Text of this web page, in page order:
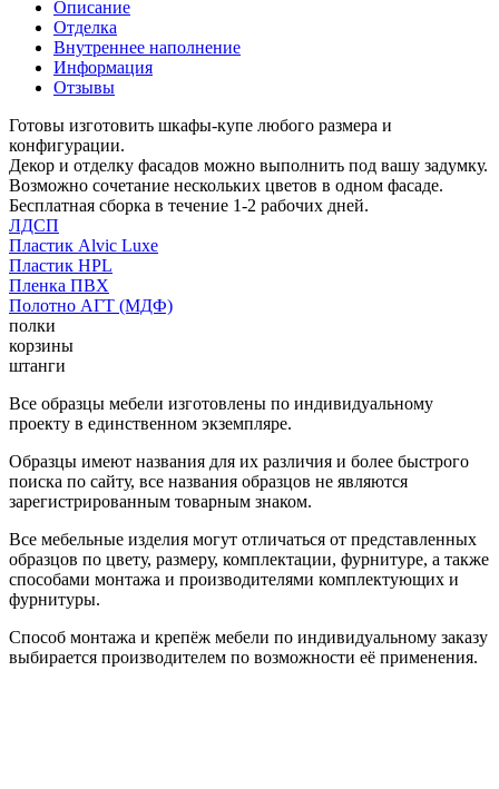
Описание
Отделка
Внутреннее наполнение
Информация
Отзывы
Готовы изготовить шкафы-купе любого размера и
конфигурации.
Декор и отделку фасадов можно выполнить под вашу задумку.
Возможно сочетание нескольких цветов в одном фасаде.
Бесплатная сборка в течение 1-2 рабочих дней.
ЛДСП
Пластик Alvic Luxe
Пластик HPL
Пленка ПВХ
Полотно АГТ (МДФ)
полки
корзины
штанги
Все образцы мебели изготовлены по индивидуальному
проекту в единственном экземпляре.
Образцы имеют названия для их различия и более быстрого
поиска по сайту, все названия образцов не являются
зарегистрированным товарным знаком.
Все мебельные изделия могут отличаться от представленных
образцов по цвету, размеру, комплектации, фурнитуре, а также
способами монтажа и производителями комплектующих и
фурнитуры.
Способ монтажа и крепёж мебели по индивидуальному заказу
выбирается производителем по возможности её применения.